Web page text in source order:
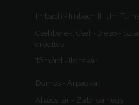
Imbach - Imbach II., „Im
Csehberek, Cseh-Brézó -
erődítés
Tömörd - Ilonavár
Dömös - Árpádvár
Alsócsitár - Zsibrica hegy